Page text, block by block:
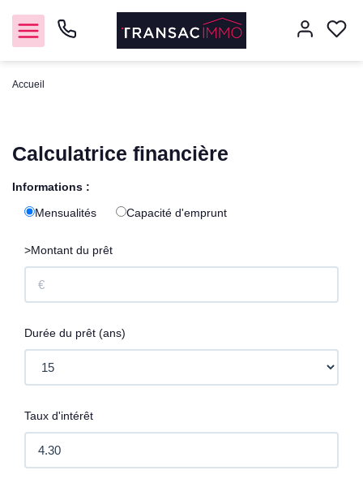
Vendre
Acheter
Nos honoraires
Accueil
Calculatrice financière
Informations :
Mensualités
Capacité d'emprunt
>Montant du prêt
Durée du prêt (ans)
Taux d'intérêt